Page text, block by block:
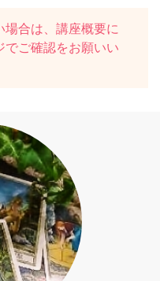
場合は、講座概要に
でご確認をお願いい